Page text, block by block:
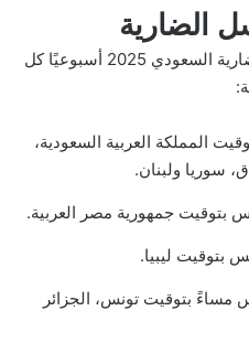
الضارية
فيما يلي أوقات عرض مسلسل الضارية السعودي 2025 أسبوعيًا كل
بتوقيت المملكة العربية السعودية،
سوريا ولبنان.
مساءً بتوقيت تونس، الجزائر